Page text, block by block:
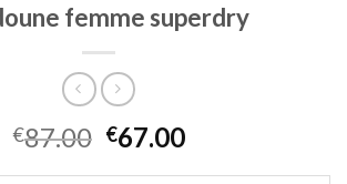
femme superdry
€87.00 €67.00